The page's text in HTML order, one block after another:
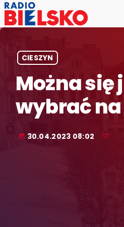
CIESZYN
Można się
wybrać
today 30.04.2023 08:02